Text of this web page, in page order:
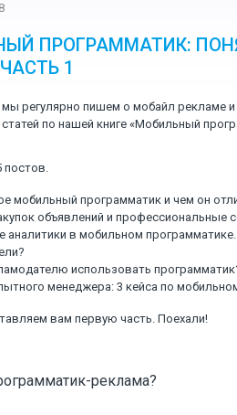
ПРОГРАММАТИК:
1
регулярно пишем о мобайл рекламе
по нашей книге «Мобильный
постов.
мобильный программатик и чем он
объявлений и профессиональные
аналитики в мобильном
использовать
менеджера: 3 кейса по
вам первую часть. Поехали!
реклама?